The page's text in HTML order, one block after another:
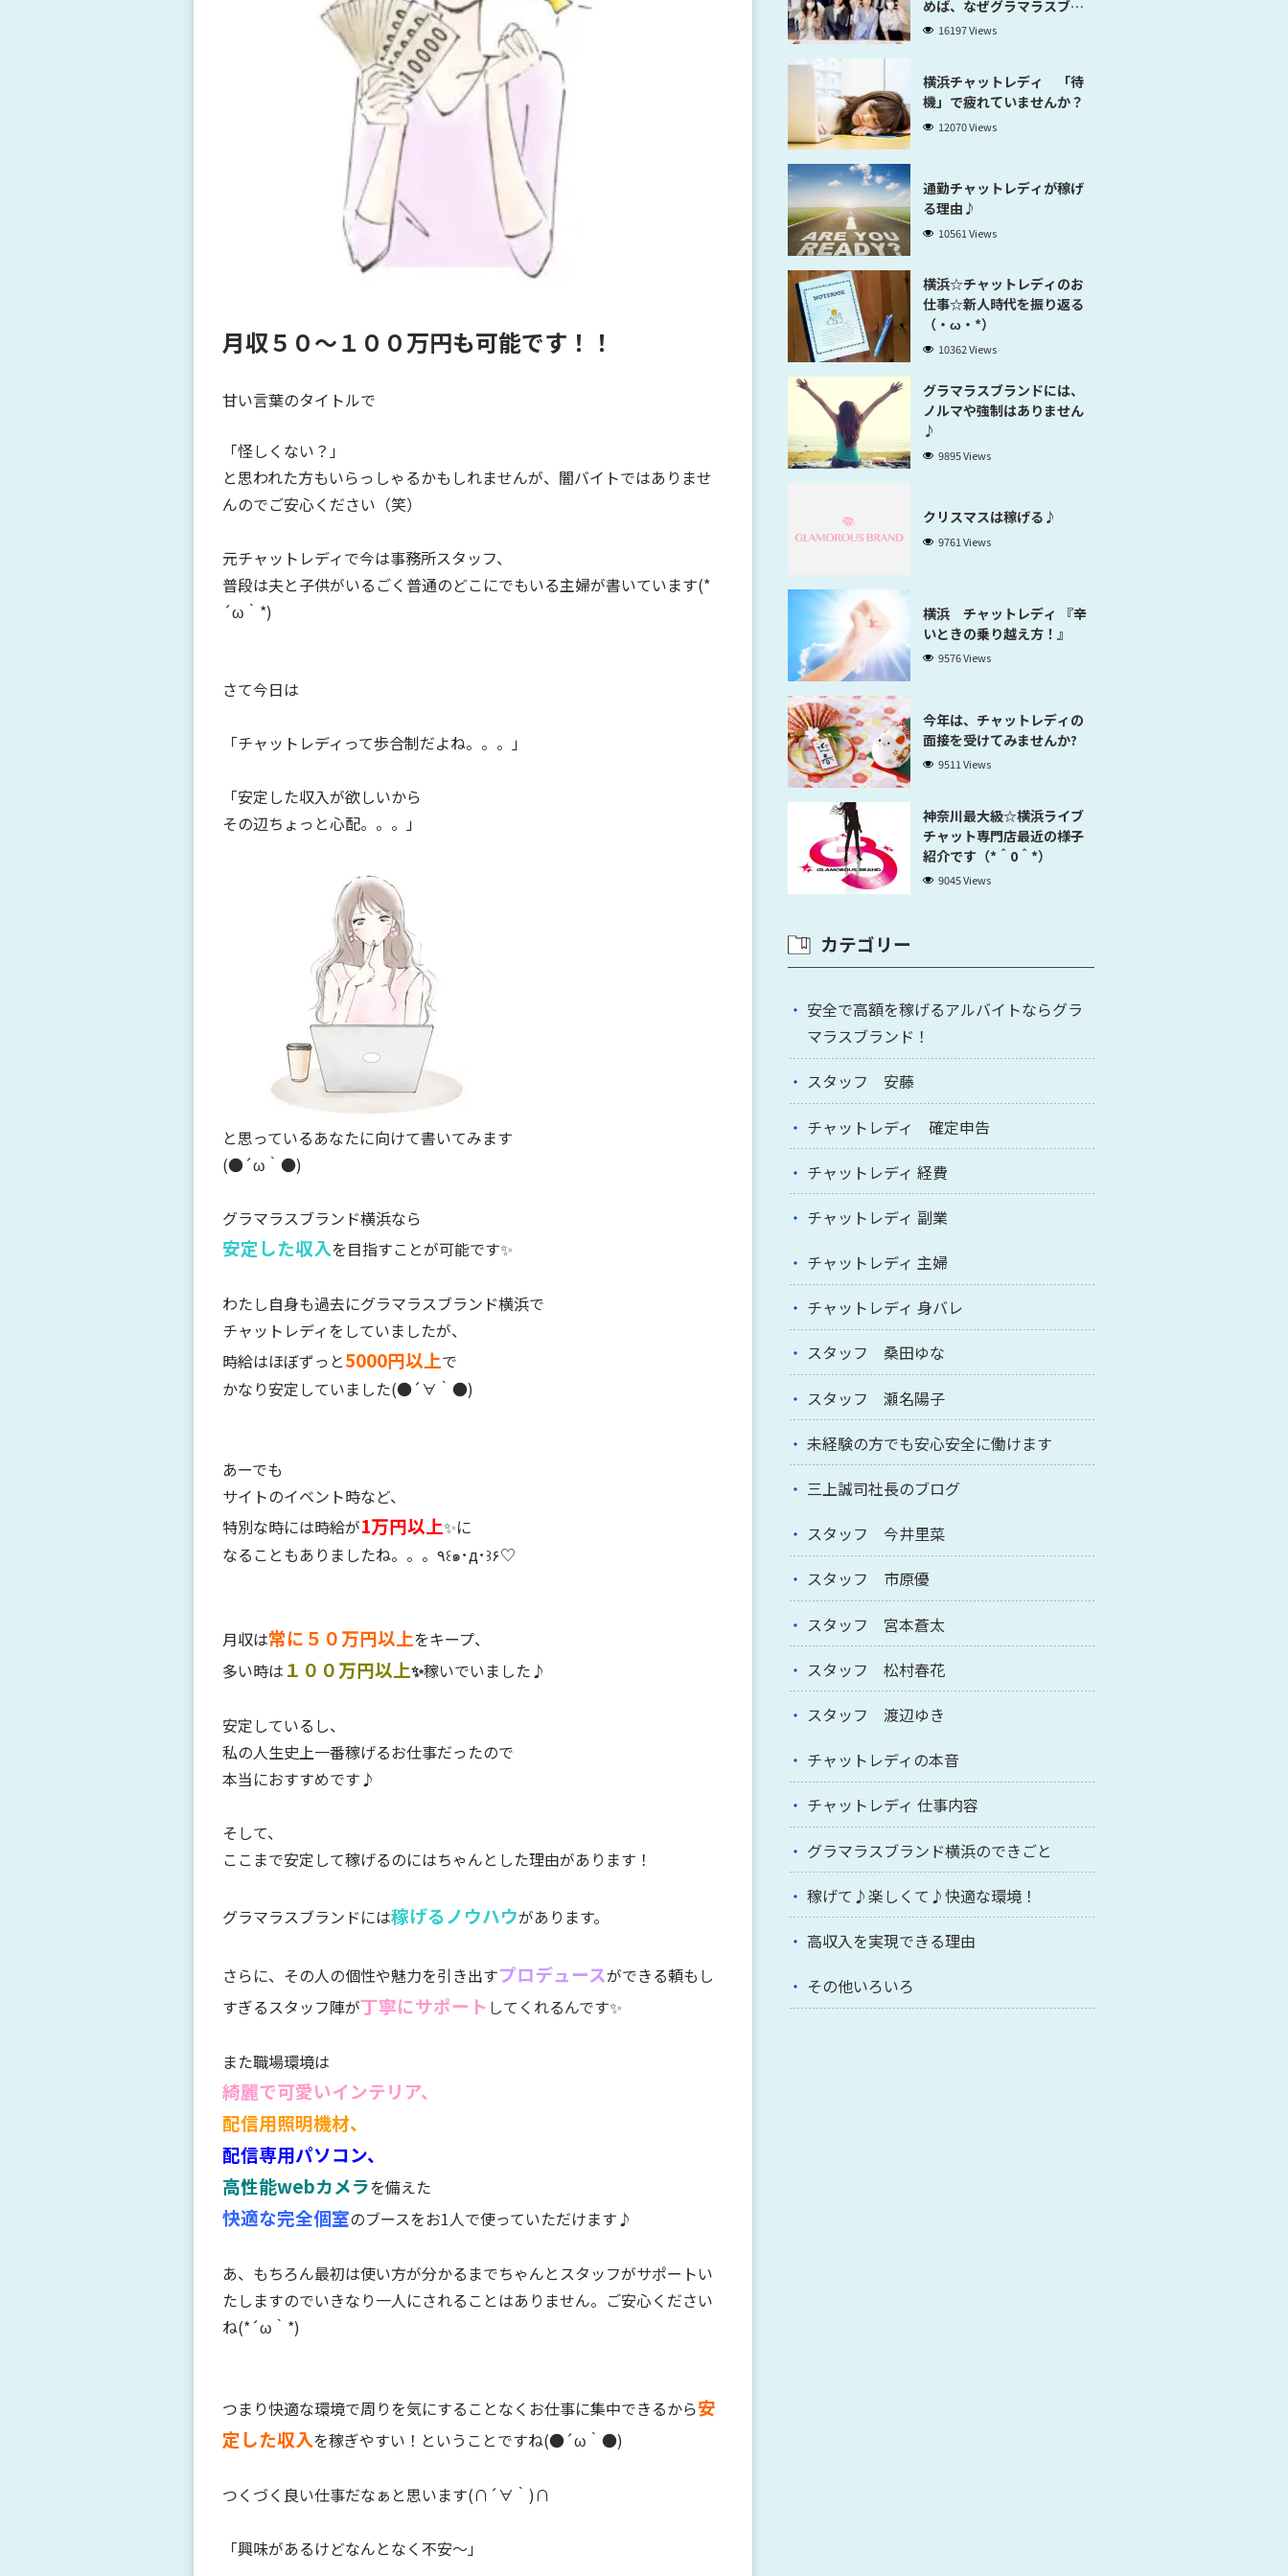
月収５０～１００万円も可能です！！
甘い言葉のタイトルで
「怪しくない？」
と思われた方もいらっしゃるかもしれませんが、闇バイトではありませ
んのでご安心ください（笑）
元チャットレディで今は事務所スタッフ、
普段は夫と子供がいるごく普通のどこにでもいる主婦が書いています(*
´ω｀*)
さて今日は
「チャットレディって歩合制だよね。。。」
「安定した収入が欲しいから
その辺ちょっと心配。。。」
と思っているあなたに向けて書いてみます
(●´ω｀●)
グラマラスブランド横浜なら
安定した収入を目指すことが可能です✨
わたし自身も過去にグラマラスブランド横浜で
チャットレディをしていましたが、
時給はほぼずっと5000円以上で
かなり安定していました(●´∀｀●)
あーでも
サイトのイベント時など、
特別な時には時給が1万円以上✨に
なることもありましたね。。。٩꒰๑･д･꒱۶♡
月収は常に５０万円以上をキープ、
多い時は １００万円以上✨稼いでいました♪
安定しているし、
私の人生史上一番稼げるお仕事だったので
本当におすすめです♪
そして、
ここまで安定して稼げるのにはちゃんとした理由があります！
グラマラスブランドには稼げるノウハウがあります。
さらに、その人の個性や魅力を引き出すプロデュースができる頼もし
すぎるスタッフ陣が丁寧にサポート してくれるんです✨
また職場環境は
綺麗で可愛いインテリア、
配信用照明機材、
配信専用パソコン、
高性能webカメラを備えた
快適な完全個室のブースをお1人で使っていただけます♪
あ、もちろん最初は使い方が分かるまでちゃんとスタッフがサポートい
たしますのでいきなり一人にされることはありません。ご安心ください
ね(*´ω｀*)
つまり快適な環境で周りを気にすることなくお仕事に集中できるから安
定した収入を稼ぎやすい！ということですね(●´ω｀●)
つくづく良い仕事だなぁと思います(∩´∀｀)∩
「興味があるけどなんとなく不安～」
めば、なぜグラマラスブラ
ンド横浜だと稼げるのかが
16197 Views
横浜チャットレディ 「待
機」で疲れていませんか？
12070 Views
通勤チャットレディが稼げ
る理由♪
10561 Views
横浜☆チャットレディのお
仕事☆新人時代を振り返る
（・ω・*）
10362 Views
グラマラスブランドには、
ノルマや強制はありません
♪
9895 Views
クリスマスは稼げる♪
9761 Views
横浜 チャットレディ 『辛
いときの乗り越え方！』
9576 Views
今年は、チャットレディの
面接を受けてみませんか?
9511 Views
神奈川最大級☆横浜ライブ
チャット専門店最近の様子
紹介です（*＾0＾*）
9045 Views
カテゴリー
安全で高額を稼げるアルバイトならグラ
マラスブランド！
スタッフ 安藤
チャットレディ 確定申告
チャットレディ 経費
チャットレディ 副業
チャットレディ 主婦
チャットレディ 身バレ
スタッフ 桑田ゆな
スタッフ 瀬名陽子
未経験の方でも安心安全に働けます
三上誠司社長のブログ
スタッフ 今井里菜
スタッフ 市原優
スタッフ 宮本蒼太
スタッフ 松村春花
スタッフ 渡辺ゆき
チャットレディの本音
チャットレディ 仕事内容
グラマラスブランド横浜のできごと
稼げて♪楽しくて♪快適な環境！
高収入を実現できる理由
その他いろいろ